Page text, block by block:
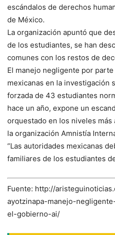
escándalos de derechos
de México.
La organización apuntó que
de los estudiantes, se han
comunes con los restos de
El manejo negligente por
mexicanas en la investigación
forzada de 43 estudiantes
hace un año, expone un
orquestado en los niveles
la organización Amnistía
“Las autoridades mexicanas
familiares de los estudiantes
Fuente: http://
ayotzinapa-manejo-
el-gobierno-ai/